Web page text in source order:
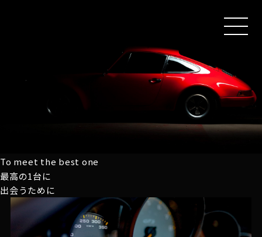
MEN
To meet the best one
最高の1台に
出会うために